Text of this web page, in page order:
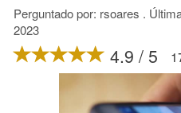
Perguntado por: rsoares .
2023
4.9 / 5